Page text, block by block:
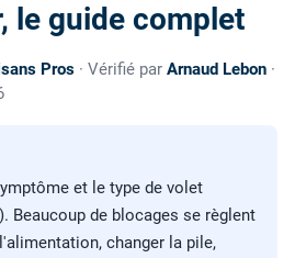
le guide complet
Pros · Vérifié par Arnaud Lebon ·
et le type de volet
Beaucoup de blocages se règlent
changer la pile,